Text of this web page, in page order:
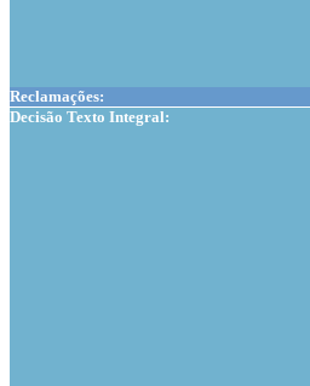
Reclamações:
Decisão Texto Integral: